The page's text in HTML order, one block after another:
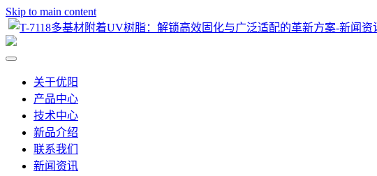
Skip to main content
关于优阳
产品中心
技术中心
新品介绍
联系我们
新闻资讯